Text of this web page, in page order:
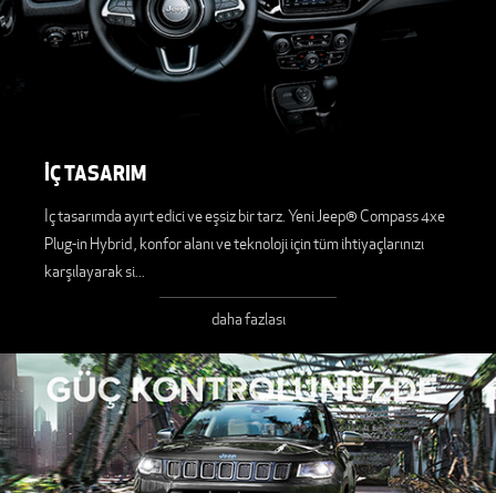
İÇ TASARIM
İç tasarımda ayırt edici ve eşsiz bir tarz. Yeni Jeep® Compass 4xe
Plug-in Hybrid , konfor alanı ve teknoloji için tüm ihtiyaçlarınızı
karşılayarak si...
daha fazlası